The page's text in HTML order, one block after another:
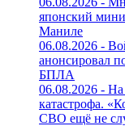
японский
Маниле
06.08.2026 -
анонсировал
БПЛА
06.08.2026 - На
катастрофа.
СВО ещё не